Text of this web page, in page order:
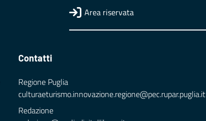
Area riservata
Contatti
Regione Puglia
culturaeturismo.innovazione.regione@pec.rupar.puglia.it
Redazione